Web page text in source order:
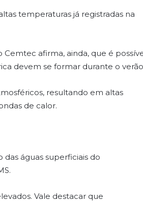
temperaturas já registradas na
afirma, ainda, que é
devem se formar durante o
resultando em altas
de calor.
águas superficiais do
Vale destacar que